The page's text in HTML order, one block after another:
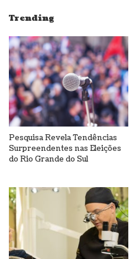
Trending
Pesquisa Revela Tendências
Surpreendentes nas Eleições
do Rio Grande do Sul